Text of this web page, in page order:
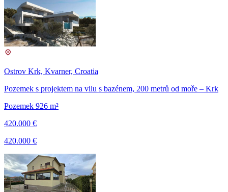
Ostrov Krk, Kvarner, Croatia
Pozemek s projektem na vilu s bazénem, 200 metrů od moře – Krk
Pozemek 926 m²
420.000 €
420.000 €